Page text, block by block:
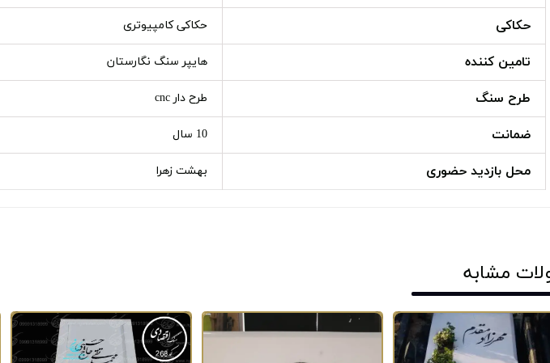
حکاکی حکاکی کامپیوتری
تامین کننده هایپر سنگ نگارستان
طرح سنگ طرح دار cnc
ضمانت 10 سال
محل بازدید حضوری بهشت زهرا
مشابه